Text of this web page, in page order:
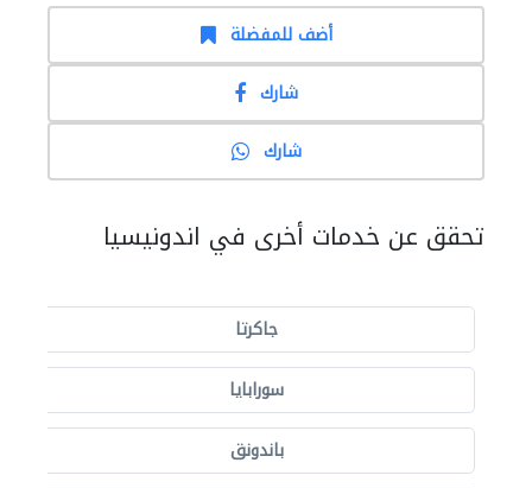
أضف للمفضلة
شارك
شارك
تحقق عن خدمات أخرى في اندونيسيا
جاكرتا
سورابايا
باندونق